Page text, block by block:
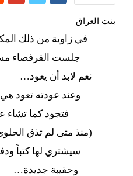
بنت العراق
في زاوية من ذلك
جلست القرفصاء مسندة
نعم لابد أن يعود…
وعند عودته تعود هي
فتجود كما تشاء على
(منذ متى لم تذق
سيشتري لها كتباً
وحقيبة جديدة…